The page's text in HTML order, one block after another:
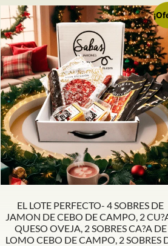
EL LOTE PERFECTO- 4 SOBRES DE
JAMON DE CEBO DE CAMPO, 2
QUESO OVEJA, 2 SOBRES CA?A DE
LOMO CEBO DE CAMPO, 2 SOBRES